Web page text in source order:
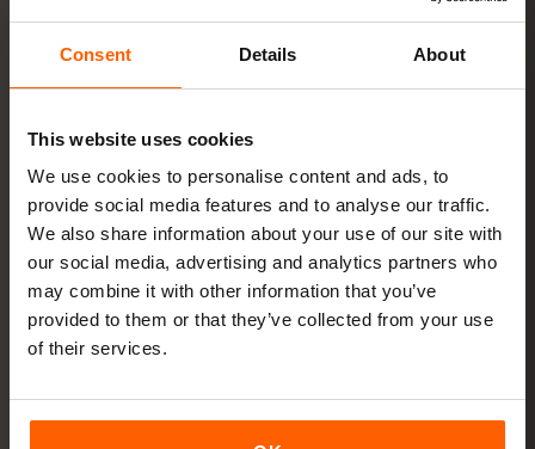
Consent Details About
This website uses cookies
We use cookies to personalise content and ads, to
provide social media features and to analyse our traffic.
We also share information about your use of our site with
our social media, advertising and analytics partners who
may combine it with other information that you’ve
provided to them or that they’ve collected from your use
of their services.
Bolívie
Nastavení zabere jen 2 minuty: iPhoneNastavení →
karty. Platnost tarifu začíná prvním použitím, ne
nákupem.
Podporuje vaše zařízení eSIM? Zkontrolovat
kompatibilitu
Jak aktivovat eSIM na iPhonu (iOS)